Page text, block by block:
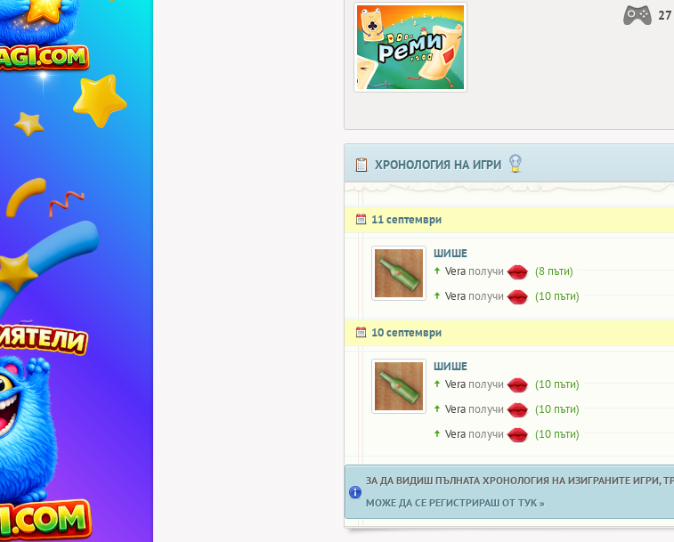
27
ХРОНОЛОГИЯ НА ИГРИ
11 септември
ШИШЕ
Vera получи (8 пъти)
Vera получи (10 пъти)
10 септември
ШИШЕ
Vera получи (10 пъти)
Vera получи (10 пъти)
Vera получи (10 пъти)
ЗА ДА ВИДИШ ПЪЛНАТА ХРОНОЛОГИЯ НА ИЗИГРАНИТЕ ИГРИ,
МОЖЕ ДА СЕ РЕГИСТРИРАШ ОТ ТУК »